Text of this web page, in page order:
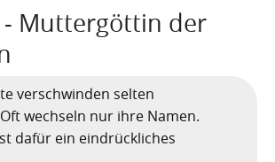
Tipps für Urlauber
Umwelt & Natur
& Geschichten
Must See Orte
Santa Cruz de Tenerife
Teno-Gebirge - Masca
Playa de las Teresitas
Playa de las Américas
auf Teneriffa
Masca-Schlucht
Kontakte für Notfälle
Wissenswertes
Umwelt und Natur
Flora
El Drago Milenario
Orte und Regionen
Bezirke (Municipios)
Kanarischen Inseln
Teneriffa
Fuerteventura
- Muttergöttin der
verschwinden selten
wechseln nur ihre Namen.
dafür ein eindrückliches